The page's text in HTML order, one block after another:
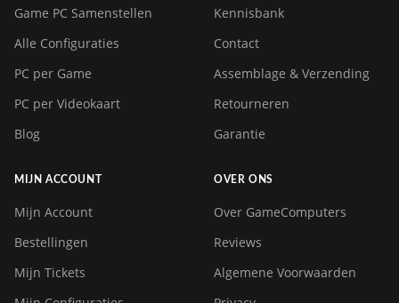
Game PC Samenstellen
Alle Configuraties
PC per Game
PC per Videokaart
Blog
Kennisbank
Contact
Assemblage & Verzending
Retourneren
Garantie
MIJN ACCOUNT
Mijn Account
Bestellingen
Mijn Tickets
OVER ONS
Over GameComputers
Reviews
Algemene Voorwaarden